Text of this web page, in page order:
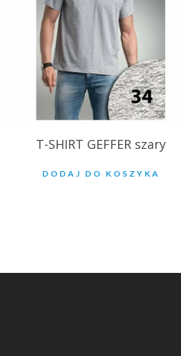
18.59 zł
T-SHIRT GEFFER szary
DODAJ DO KOSZYKA